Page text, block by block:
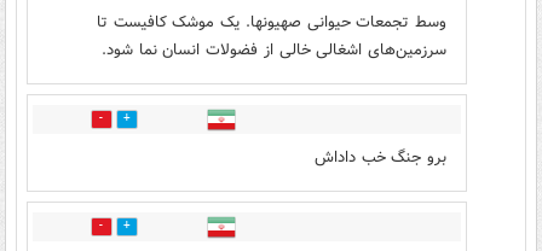
وسط تجمعات حیوانی صهیونها. یک موشک کافیست تا
سرزمین‌های اشغالی خالی از فضولات انسان نما شود.
12
برو جنگ خب داداش
11